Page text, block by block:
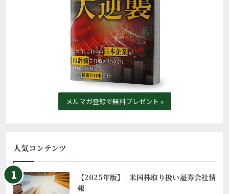
メルマガ登録で無料プレゼント »
人気コンテンツ
【2025年版】| 米国株取り扱い証券会社情
報